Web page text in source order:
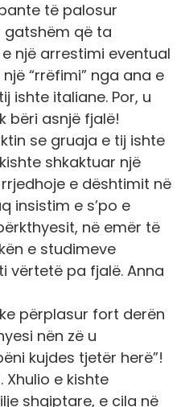
të palosur
gatshëm që ta
një arrestimi eventual
“rrëfimi” nga ana e
ishte italiane. Por, u
bëri asnjë fjalë!
se gruaja e tij ishte
shkaktuar një
e dështimit në
insistim e s’po e
në emër të
e studimeve
vërtetë pa fjalë. Anna
përplasur fort derën
nën zë u
kujdes tjetër herë”!
e kishte
shqiptare, e cila në